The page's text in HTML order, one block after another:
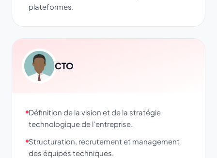
plateformes.
CTO
Définition de la vision et de la stratégie
technologique de l'entreprise.
Structuration, recrutement et management
des équipes techniques.